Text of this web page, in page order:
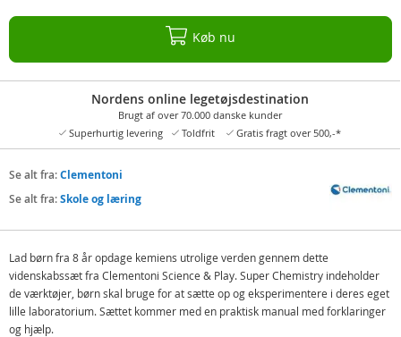
Køb nu
Nordens online legetøjsdestination
Brugt af over 70.000 danske kunder
Superhurtig levering
Toldfrit Gratis fragt over 500,-*
Se alt fra:Clementoni
Se alt fra:Skole og læring
Lad børn fra 8 år opdage kemiens utrolige verden gennem dette
videnskabssæt fra Clementoni Science & Play. Super Chemistry indeholder
de værktøjer, børn skal bruge for at sætte op og eksperimentere i deres eget
lille laboratorium. Sættet kommer med en praktisk manual med forklaringer
og hjælp.